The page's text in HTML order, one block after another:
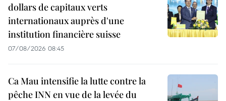
dollars de capitaux verts
internationaux auprès d'une
institution financière suisse
07/08/2026 08:45
Ca Mau intensifie la lutte contre la
pêche INN en vue de la levée du